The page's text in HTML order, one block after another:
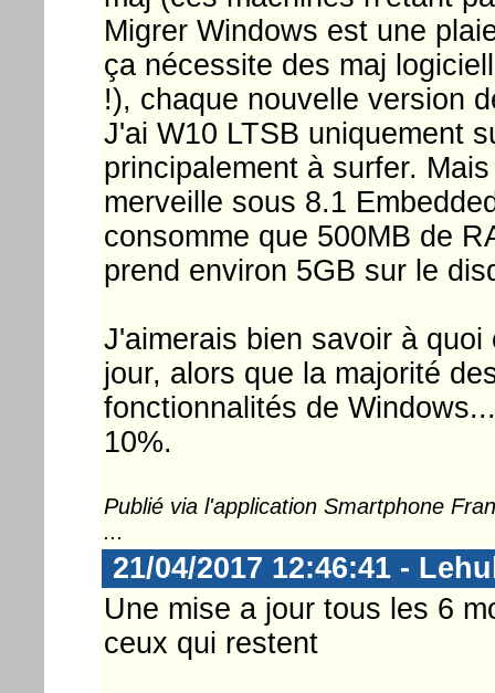
Migrer Windows est une
ça nécessite des maj
!), chaque nouvelle version
J'ai W10 LTSB uniquement
principalement à surfer.
merveille sous 8.1
consomme que 500MB de
prend environ 5GB sur le
J'aimerais bien savoir à
jour, alors que la majorité
fonctionnalités de
10%.
Publié via l'application Smartphone
...
21/04/2017 12:46:41 -
Une mise a jour tous les 6
ceux qui restent